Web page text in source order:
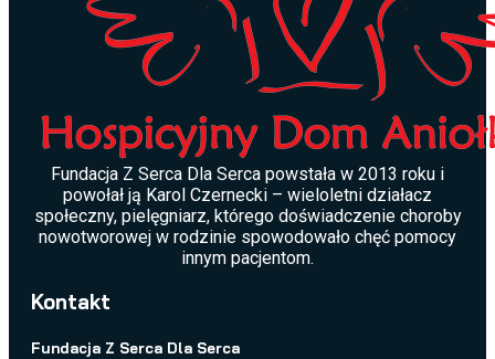
Fundacja Z Serca Dla Serca powstała w 2013 roku i
powołał ją Karol Czernecki – wieloletni działacz
społeczny, pielęgniarz, którego doświadczenie choroby
nowotworowej w rodzinie spowodowało chęć pomocy
innym pacjentom.
Kontakt
Fundacja Z Serca Dla Serca